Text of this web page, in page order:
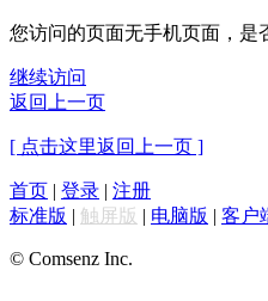
您访问的页面无手机页面，是
继续访问
返回上一页
[ 点击这里返回上一页 ]
首页 | 登录 | 注册
标准版 | 触屏版 | 电脑版 | 客户
© Comsenz Inc.